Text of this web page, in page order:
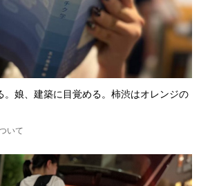
。娘、建築に目覚める。柿渋はオレンジの
いて